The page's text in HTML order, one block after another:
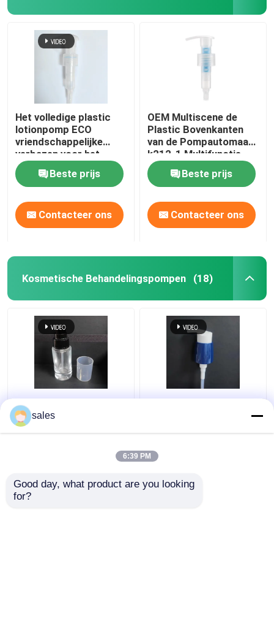
Het volledige plastic
lotionpomp ECO
vriendschappelijke
verbazen voor het
recycling van slechts
pp-PE Monomateriaal
Beste prijs
Contacteer ons
OEM Multiscene de
Plastic Bovenkanten
van de Pompautomaat,
k212-1 Multifunctie
24mm Lotionpomp
Beste prijs
Contacteer ons
Kosmetische Behandelingspompen (18)
Niet-toxische
funderingspomp -
Cosmetische
K702-11 Pompen voor
cosmetische lotions en
sales
6:39 PM
Good day, what product are you looking
for?